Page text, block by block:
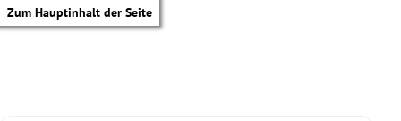
Zum Hauptinhalt der Seite